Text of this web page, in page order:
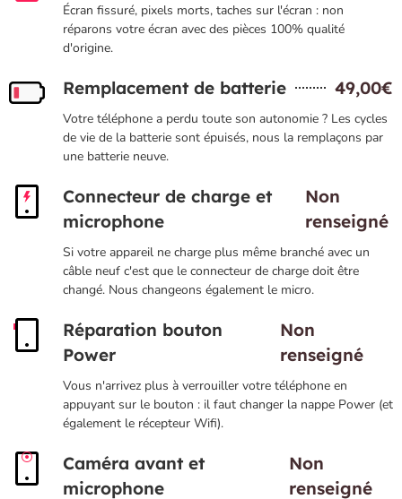
Écran fissuré, pixels morts, taches sur l'écran : non
réparons votre écran avec des pièces 100% qualité
d'origine.
Remplacement de batterie 49,00€
Votre téléphone a perdu toute son autonomie ? Les cycles
de vie de la batterie sont épuisés, nous la remplaçons par
une batterie neuve.
Connecteur de charge et
microphone
Non
renseigné
Si votre appareil ne charge plus même branché avec un
câble neuf c'est que le connecteur de charge doit être
changé. Nous changeons également le micro.
Réparation bouton
Power
Non
renseigné
Vous n'arrivez plus à verrouiller votre téléphone en
appuyant sur le bouton : il faut changer la nappe Power (et
également le récepteur Wifi).
Caméra avant et
microphone
Non
renseigné